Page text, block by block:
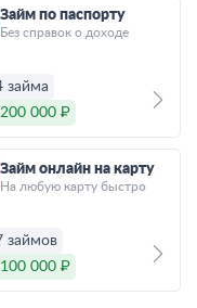
Займ по паспорту
Без справок о доходе
займа
000 ₽
Займ онлайн на карту
На любую карту быстро
займов
000 ₽